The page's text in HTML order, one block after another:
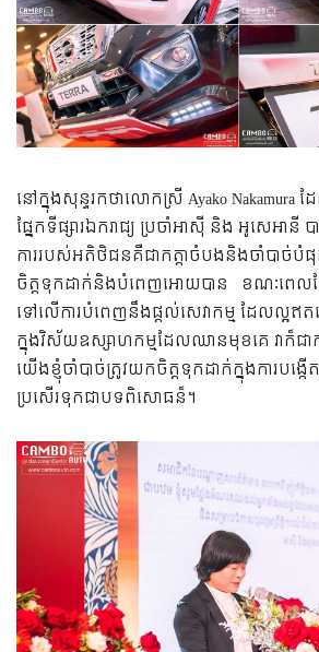
នៅក្នុងសុន្ទរកថាលោកស្រី Ayako Nakamura
ផ្នែកទីផ្សារឯករាជ្យ ​ប្រចាំអាស៊ី និង អូសេអានី
កា​រ​របស់អតិ​ថិ​ជនគឺជាកត្តាចំបងនិងចាំបាច់បំ
ចិត្តទុកដាក់និងបំពេញអោយបាន ​ ខណៈពេល
ទៅលើការបំពេញនឹងផ្តល់សេវាកម្ម ដែលល្អឥត
ក្នុងវិស័យឧស្សា​ហកម្មដែលឈានមុខគេ វា​ក៏​ជា
យើងខ្ញុំចាំបាច់ត្រូវ​​យកចិត្តទុកដាក់ក្នុងការបង្
ប្រសើរទុកជាបទពិសោធន៏។